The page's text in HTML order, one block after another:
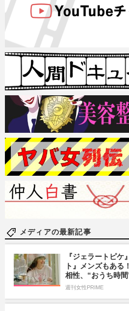
メディアの最新記事
『ジェラートピケ
ト』メンズもある
相性、“おうち時
週刊女性PRIME